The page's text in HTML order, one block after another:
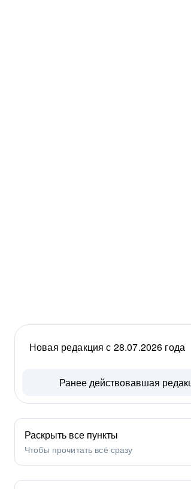
Новая редакция с 28.07.2026 года
Ранее действовавшая
Раскрыть все пункты
Чтобы прочитать всё сразу